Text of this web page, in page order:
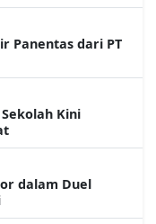
Panentas dari PT
Kini
dalam Duel